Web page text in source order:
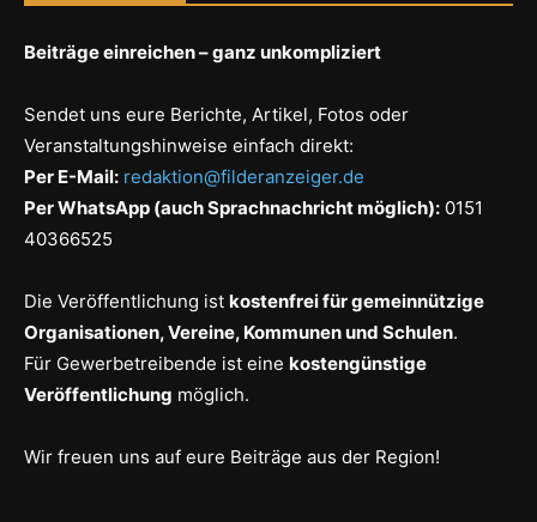
Beiträge einreichen – ganz unkompliziert
Sendet uns eure Berichte, Artikel, Fotos oder
Veranstaltungshinweise einfach direkt:
Per E-Mail: redaktion@filderanzeiger.de
Per WhatsApp (auch Sprachnachricht möglich): 0151
40366525
Die Veröffentlichung ist kostenfrei für gemeinnützige
Organisationen, Vereine, Kommunen und Schulen.
Für Gewerbetreibende ist eine kostengünstige
Veröffentlichung möglich.
Wir freuen uns auf eure Beiträge aus der Region!